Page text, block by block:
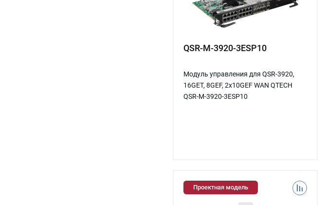
QSR-M-3920-3ESP10
Модуль управления для QSR-3920,
16GET, 8GEF, 2x10GEF WAN QTECH
QSR-M-3920-3ESP10
Проектная модель